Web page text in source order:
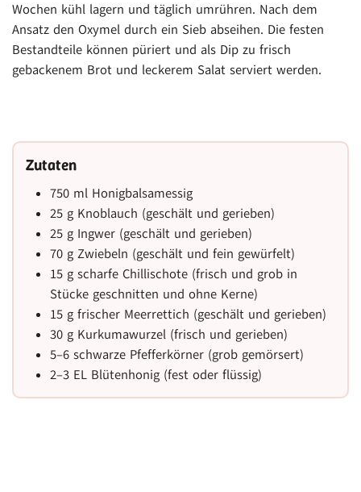
Wochen kühl lagern und täglich umrühren. Nach dem
Ansatz den Oxymel durch ein Sieb abseihen. Die festen
Bestandteile können püriert und als Dip zu frisch
gebackenem Brot und leckerem Salat serviert werden.
Zutaten
750 ml Honigbalsamessig
25 g Knoblauch (geschält und gerieben)
25 g Ingwer (geschält und gerieben)
70 g Zwiebeln (geschält und fein gewürfelt)
15 g scharfe Chillischote (frisch und grob in
Stücke geschnitten und ohne Kerne)
15 g frischer Meerrettich (geschält und gerieben)
30 g Kurkumawurzel (frisch und gerieben)
5–6 schwarze Pfefferkörner (grob gemörsert)
2–3 EL Blütenhonig (fest oder flüssig)